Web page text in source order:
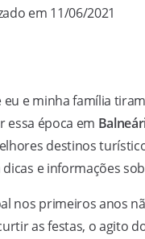
em 11/06/2021
e minha família
essa época em
destinos
e informações
nos primeiros anos
as festas, o agito